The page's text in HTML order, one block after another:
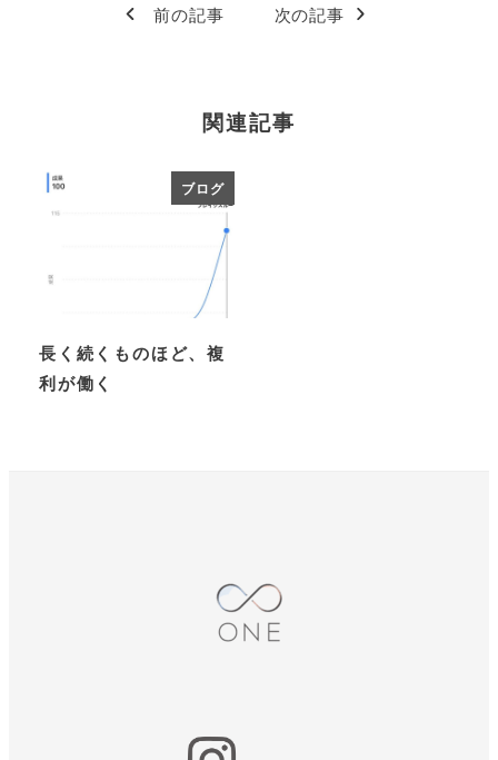
前の記事 次の記事
関連記事
ブログ
長く続くものほど、複
利が働く